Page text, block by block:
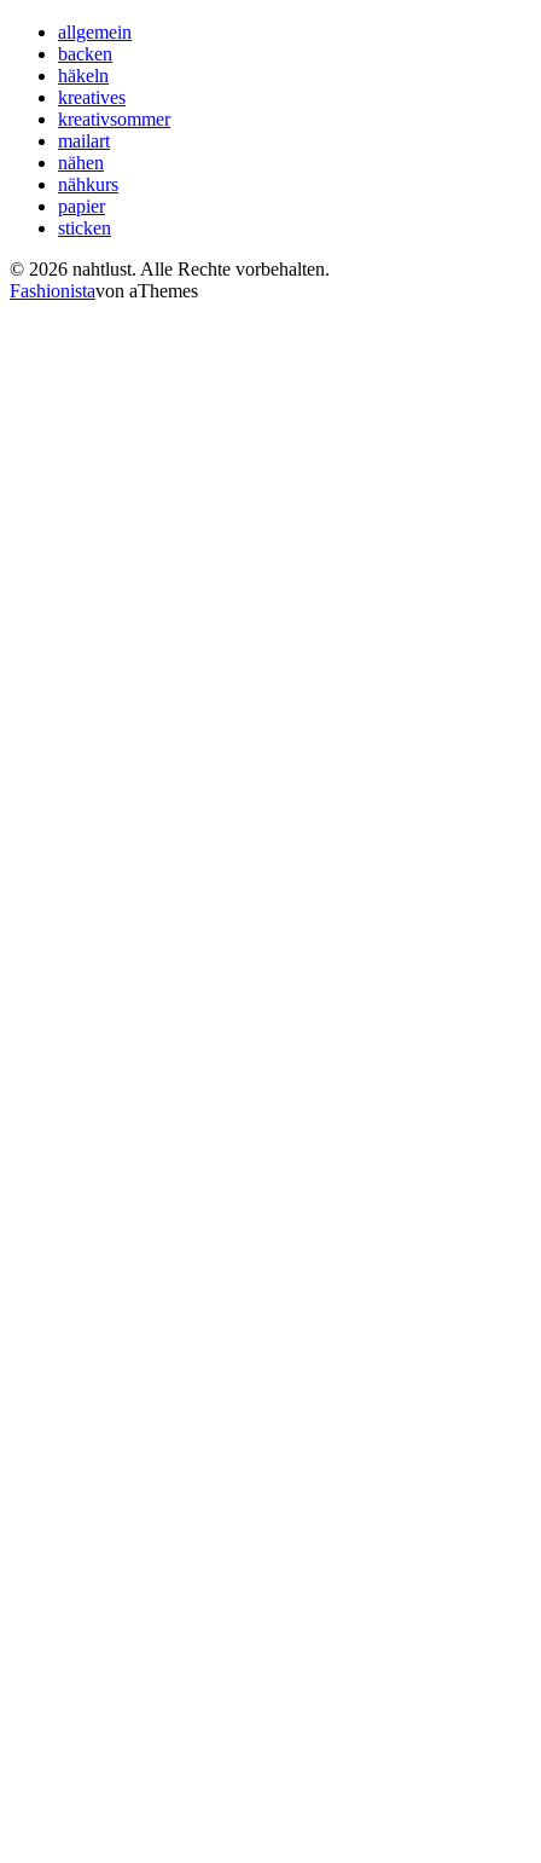
allgemein
backen
häkeln
kreatives
kreativsommer
mailart
nähen
nähkurs
papier
sticken
© 2026 nahtlust. Alle Rechte vorbehalten.
Fashionistavon aThemes